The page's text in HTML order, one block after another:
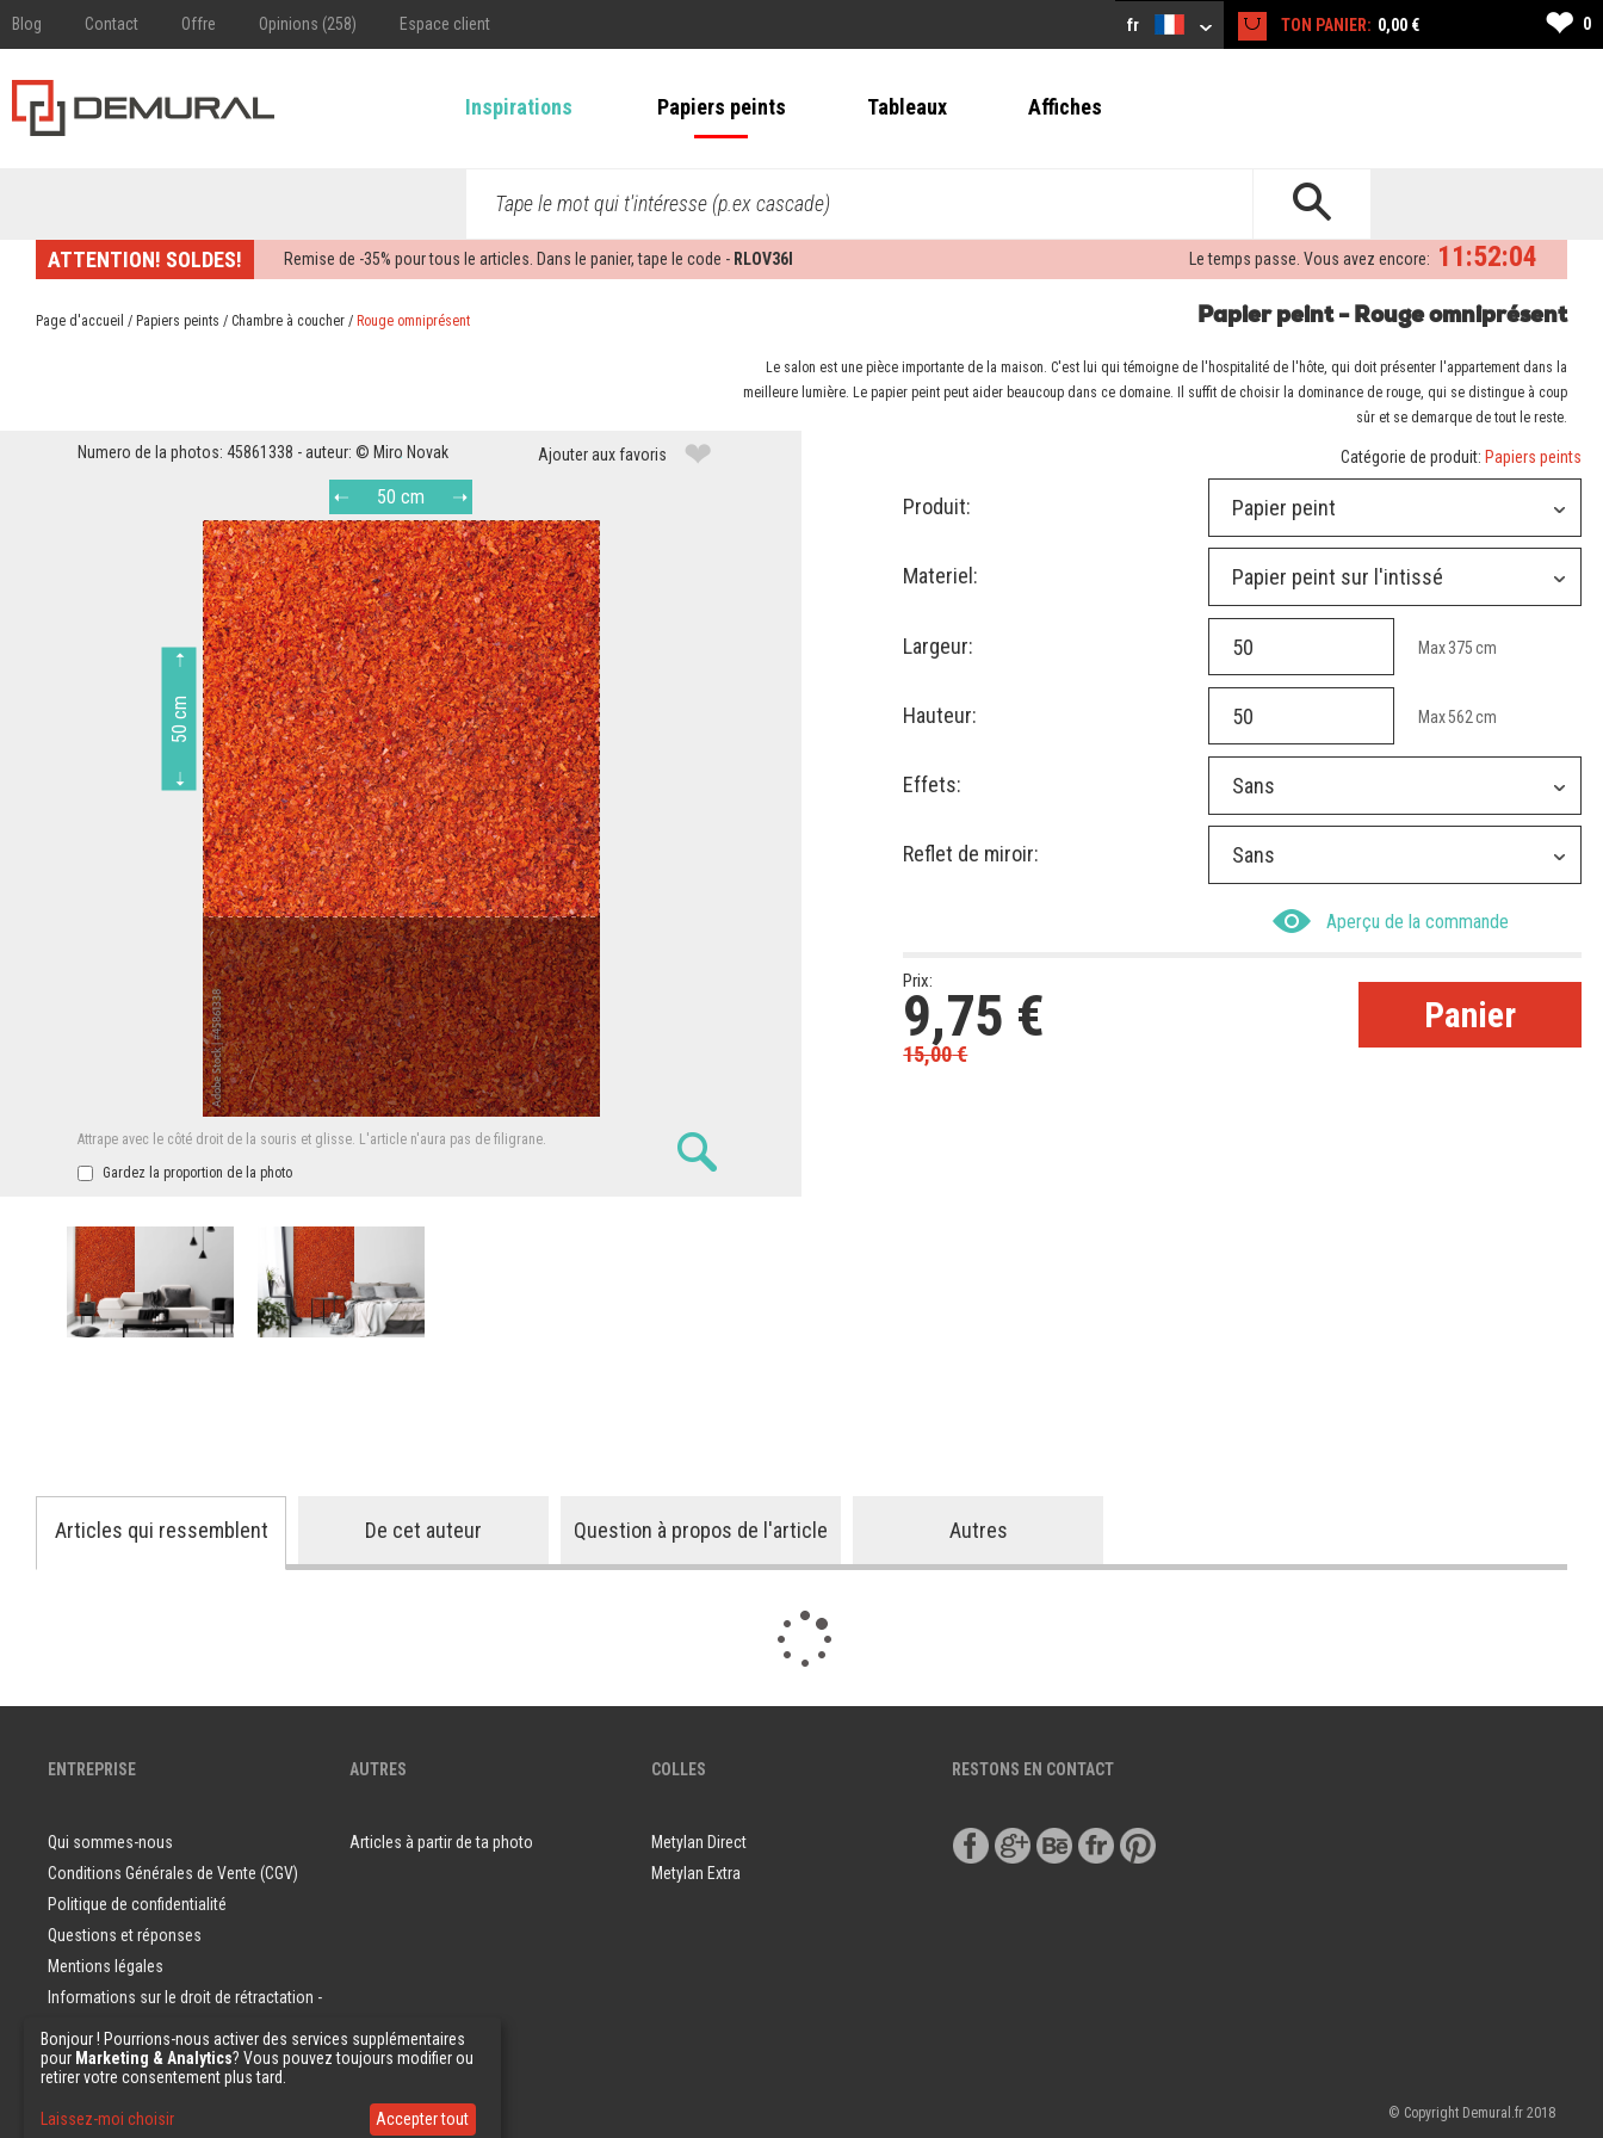
Blog Contact Offre Opinions (258) Espace client fr TON PANIER: 0,00 € ❤ 0
Inspirations Papiers peints Tableaux Affiches
Tape le mot qui t'intéresse (p.ex cascade)
ATTENTION! SOLDES! Remise de -35% pour tous le articles. Dans le panier, tape le code - RLOV36I 11:52:03
Le temps passe. Vous avez encore:
Page d'accueil / Papiers peints / Chambre à coucher / Rouge omniprésent Papier peint - Rouge omniprésent
Le salon est une pièce importante de la maison. C'est lui qui témoigne de l'hospitalité de l'hôte, qui doit présenter l'appartement dans la
meilleure lumière. Le papier peint peut aider beaucoup dans ce domaine. Il suffit de choisir la dominance de rouge, qui se distingue à coup
sûr et se demarque de tout le reste.
Numero de la photos: 45861338 - auteur: © Miro Novak Ajouter aux favoris ❤
50 cm
50 cm
Attrape avec le côté droit de la souris et glisse. L'article n'aura pas de filigrane.
Gardez la proportion de la photo
Catégorie de produit: Papiers peints
Produit: Papier peint
Materiel: Papier peint sur l'intissé
Largeur: Max375 cm
Hauteur: Max562 cm
Effets: Sans
Reflet de miroir: Sans
Aperçu de la commande
Prix:
9,75 €
15,00€
Articles qui ressemblent De cet auteur Question à propos de l'article Autres
ENTREPRISE
Qui sommes-nous
Conditions Générales de Vente (CGV)
Politique de confidentialité
Questions et réponses
Mentions légales
Informations sur le droit de rétractation -
Consommateurs
Echantillons de papier peint
AUTRES
Articles à partir de ta photo
COLLES
Metylan Direct
Metylan Extra
RESTONS EN CONTACT
© Copyright Demural.fr 2018
Bonjour ! Pourrions-nous activer des services supplémentaires
pour Marketing & Analytics? Vous pouvez toujours modifier ou
retirer votre consentement plus tard.
Laissez-moi choisir Accepter tout